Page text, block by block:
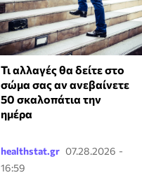
Τι αλλαγές θα δείτε στο
σώμα σας αν ανεβαίνετε
50 σκαλοπάτια την
ημέρα
healthstat.gr 07.28.2026 -
16:59